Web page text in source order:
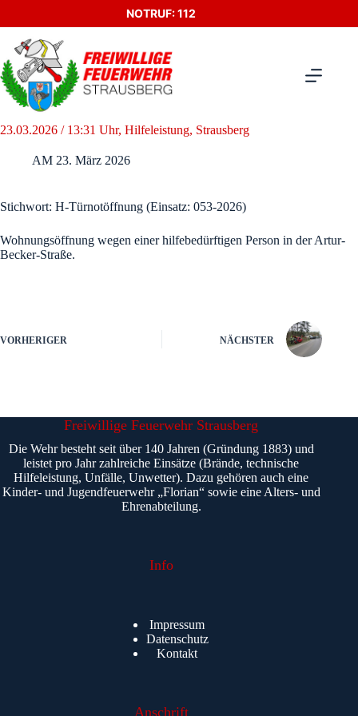
NOTRUF: 112
23.03.2026 / 13:31 Uhr, Hilfeleistung, Strausberg
AM 23. März 2026
Stichwort: H-Türnotöffnung (Einsatz: 053-2026)
Wohnungsöffnung wegen einer hilfebedürftigen Person in der Artur-
Becker-Straße.
VORHERIGER NÄCHSTER
Freiwillige Feuerwehr Strausberg
Die Wehr besteht seit über 140 Jahren (Gründung 1883) und
leistet pro Jahr zahlreiche Einsätze (Brände, technische
Hilfeleistung, Unfälle, Unwetter). Dazu gehören auch eine
Kinder- und Jugendfeuerwehr „Florian“ sowie eine Alters- und
Ehrenabteilung.
Info
Impressum
Datenschutz
Kontakt
Anschrift